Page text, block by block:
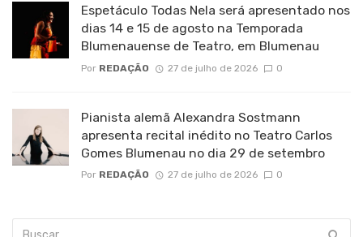
Espetáculo Todas Nela será apresentado nos
dias 14 e 15 de agosto na Temporada
Blumenauense de Teatro, em Blumenau
Por REDAÇÃO 27 de julho de 2026 0
Pianista alemã Alexandra Sostmann
apresenta recital inédito no Teatro Carlos
Gomes Blumenau no dia 29 de setembro
Por REDAÇÃO 27 de julho de 2026 0